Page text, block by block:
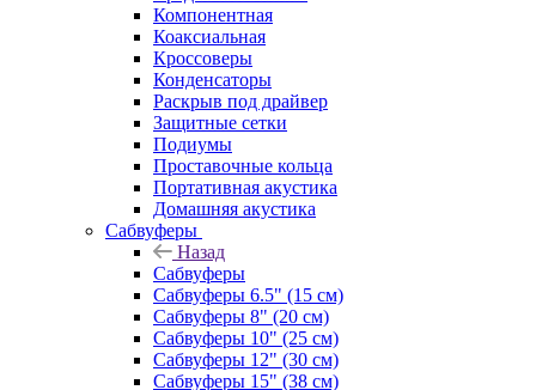
Компонентная
Коаксиальная
Кроссоверы
Конденсаторы
Раскрыв под драйвер
Защитные сетки
Подиумы
Проставочные кольца
Портативная акустика
Домашняя акустика
Сабвуферы
Назад
Сабвуферы
Сабвуферы 6.5" (15 см)
Сабвуферы 8" (20 см)
Сабвуферы 10" (25 см)
Сабвуферы 12" (30 см)
Сабвуферы 15" (38 см)